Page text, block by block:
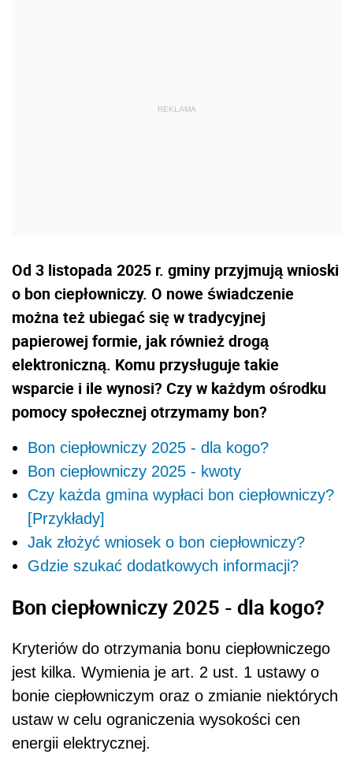
Od 3 listopada 2025 r. gminy przyjmują wnioski
o bon ciepłowniczy. O nowe świadczenie
można też ubiegać się w tradycyjnej
papierowej formie, jak również drogą
elektroniczną. Komu przysługuje takie
wsparcie i ile wynosi? Czy w każdym ośrodku
pomocy społecznej otrzymamy bon?
Bon ciepłowniczy 2025 - dla kogo?
Bon ciepłowniczy 2025 - kwoty
Czy każda gmina wypłaci bon ciepłowniczy?
[Przykłady]
Jak złożyć wniosek o bon ciepłowniczy?
Gdzie szukać dodatkowych informacji?
Bon ciepłowniczy 2025 - dla kogo?
Kryteriów do otrzymania bonu ciepłowniczego
jest kilka. Wymienia je art. 2 ust. 1 ustawy o
bonie ciepłowniczym oraz o zmianie niektórych
ustaw w celu ograniczenia wysokości cen
energii elektrycznej.